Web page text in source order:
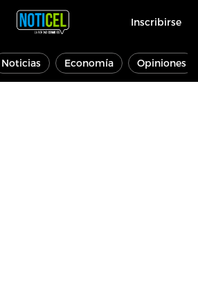
Inscribirse
Noticias Economía Opiniones